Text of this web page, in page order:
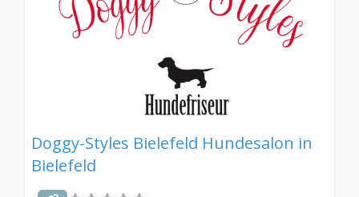
(ohne Narkose) Mobile Pflege Dogshop
Doggy-Styles Bielefeld Hundesalon in
Bielefeld